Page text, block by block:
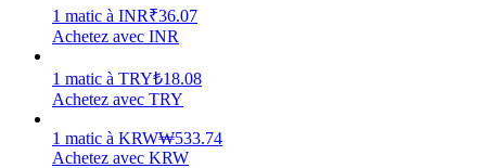
Gagnez quotidiennement des récompenses compétitives
1 matic à INR₹36.07
Achetez avec INR
1 matic à TRY₺18.08
Achetez avec TRY
1 matic à KRW₩533.74
Achetez avec KRW